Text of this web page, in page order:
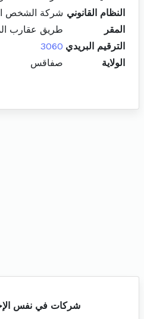
النظام القانوني شركة الشخص
المقر
طريق عقارب
الترقيم البريدي 3060
الولاية
صفاقس
شركات في نفس